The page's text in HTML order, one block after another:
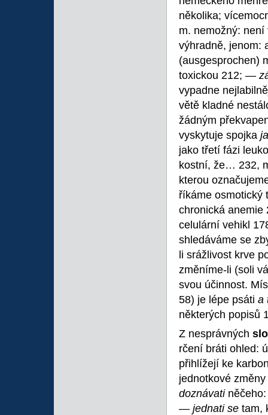
několika;
m. nemožný:
výhradně,
(ausgesprochen)
toxickou 212; —
vypadne
větě kladné
žádným
vyskytuje spojka
jako třetí fázi
kostní, že… 232,
kterou
říkáme osmotický
chronická anemie
celulární vehikl
shledáváme se
li srážlivost krve
změníme-li (soli
svou účinnost.
58) je lépe psáti a
některých popisů
Z nesprávných
rčení bráti ohled:
přihlížejí ke
jednotkové
doznávati
— jednati se tam,